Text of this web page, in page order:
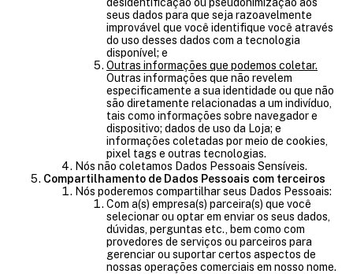
seus dados para que seja razoavelmente
improvável que você identifique você através
do uso desses dados com a tecnologia
disponível; e
Outras informações que podemos coletar.
Outras informações que não revelem
especificamente a sua identidade ou que não
são diretamente relacionadas a um indivíduo,
tais como informações sobre navegador e
dispositivo; dados de uso da Loja; e
informações coletadas por meio de cookies,
pixel tags e outras tecnologias.
Nós não coletamos Dados Pessoais Sensíveis.
Compartilhamento de Dados Pessoais com terceiros
Nós poderemos compartilhar seus Dados Pessoais:
Com a(s) empresa(s) parceira(s) que você
selecionar ou optar em enviar os seus dados,
dúvidas, perguntas etc., bem como com
provedores de serviços ou parceiros para
gerenciar ou suportar certos aspectos de
nossas operações comerciais em nosso nome.